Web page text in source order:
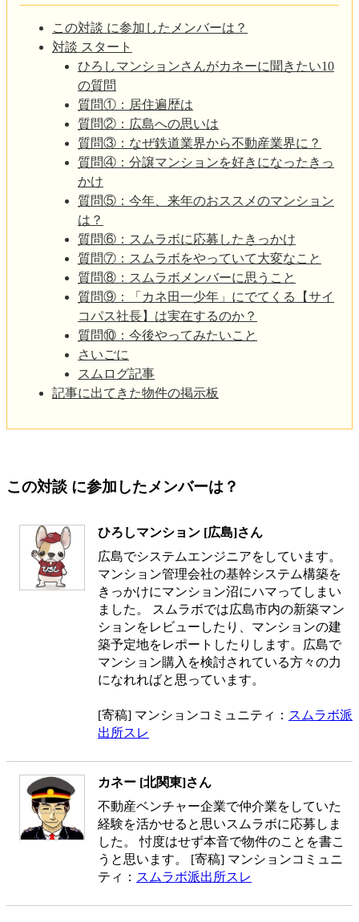
この対談 に参加したメンバーは？
対談 スタート
ひろしマンションさんがカネーに聞きたい10
の質問
質問①：居住遍歴は
質問②：広島への思いは
質問③：なぜ鉄道業界から不動産業界に？
質問④：分譲マンションを好きになったきっ
かけ
質問⑤：今年、来年のおススメのマンション
は？
質問⑥：スムラボに応募したきっかけ
質問⑦：スムラボをやっていて大変なこと
質問⑧：スムラボメンバーに思うこと
質問⑨：「カネ田一少年」にでてくる【サイ
コパス社長】は実在するのか？
質問⑩：今後やってみたいこと
さいごに
スムログ記事
記事に出てきた物件の掲示板
この対談 に参加したメンバーは？
ひろしマンション [広島]さん
広島でシステムエンジニアをしています。
マンション管理会社の基幹システム構築を
きっかけにマンション沼にハマってしまい
ました。 スムラボでは広島市内の新築マン
ションをレビューしたり、マンションの建
築予定地をレポートしたりします。広島で
マンション購入を検討されている方々の力
になれればと思っています。
[寄稿] マンションコミュニティ： スムラボ派
出所スレ
カネー [北関東]さん
不動産ベンチャー企業で仲介業をしていた
経験を活かせると思いスムラボに応募しま
した。 忖度はせず本音で物件のことを書こ
うと思います。 [寄稿] マンションコミュニ
ティ： スムラボ派出所スレ